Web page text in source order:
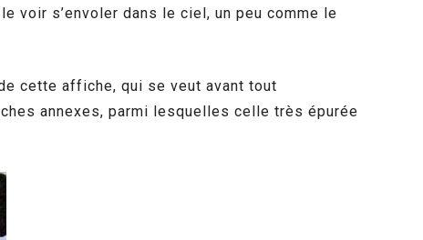
voir s’envoler dans le ciel, un peu comme le
cette affiche, qui se veut avant tout
annexes, parmi lesquelles celle très épurée